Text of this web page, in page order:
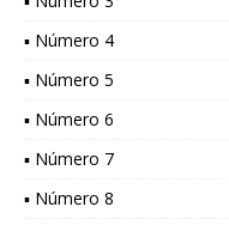
▪ Número 4
▪ Número 5
▪ Número 6
▪ Número 7
▪ Número 8